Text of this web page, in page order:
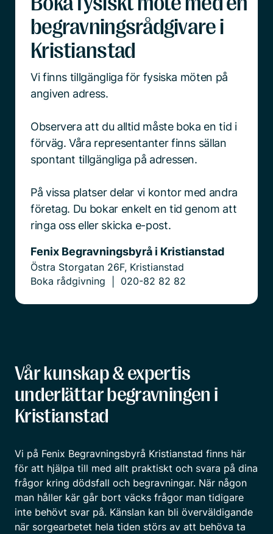
begravningsrådgivare i
Kristianstad
Vi finns tillgängliga för fysiska möten på
angiven adress.
Observera att du alltid måste boka en tid i
förväg. Våra representanter finns sällan
spontant tillgängliga på adressen.
På vissa platser delar vi kontor med andra
företag. Du bokar enkelt en tid genom att
ringa oss eller skicka e-post.
Fenix Begravningsbyrå i Kristianstad
Östra Storgatan 26F, Kristianstad
Boka rådgivning
020-82 82 82
Vår kunskap & expertis
underlättar begravningen i
Kristianstad
Vi på Fenix Begravningsbyrå Kristianstad finns här
för att hjälpa till med allt praktiskt och svara på dina
frågor kring dödsfall och begravningar. När någon
man håller kär går bort väcks frågor man tidigare
inte behövt svar på. Känslan kan bli överväldigande
när sorgearbetet hela tiden störs av att behöva ta